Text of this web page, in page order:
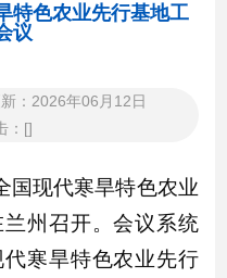
特色农业先行基地工
议
：2026年06月12日
：[]
国现代寒旱特色农业
州召开。会议系统
寒旱特色农业先行